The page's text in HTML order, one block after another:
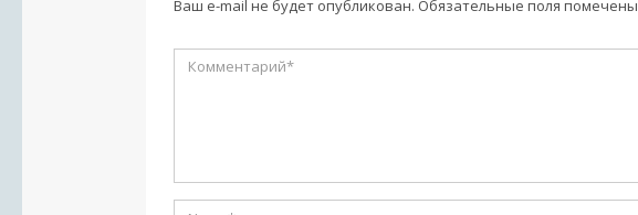
Ваш e-mail не будет опубликован. Обязательные поля помечены